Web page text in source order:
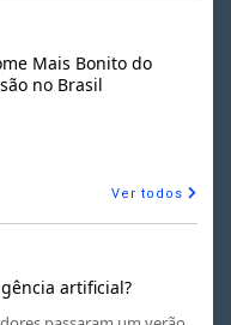
Mais Bonito do
no Brasil
Ver todos
artificial?